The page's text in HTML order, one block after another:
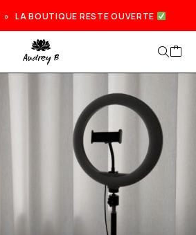
LA BOUTIQUE RESTE OUVERTE